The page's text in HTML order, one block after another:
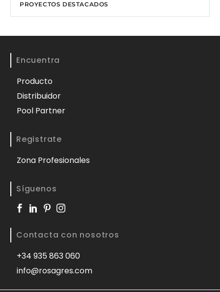
PROYECTOS DESTACADOS
Encuentra
Producto
Distribuidor
Pool Partner
Registrate
Zona Profesionales
Síguenos
Contacta con nosotros
+34 935 863 060
info@rosagres.com